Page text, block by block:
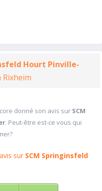
Hourt Pinville-
Rixheim
donné son avis sur SCM
. Peut-être est-ce vous qui
sur SCM Springinsfeld